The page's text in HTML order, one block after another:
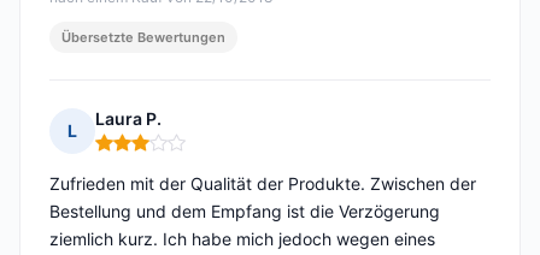
Übersetzte Bewertungen
L
Laura P.
Hinweis: 3 von 5
Zufrieden mit der Qualität der Produkte. Zwischen der
Bestellung und dem Empfang ist die Verzögerung
ziemlich kurz. Ich habe mich jedoch wegen eines